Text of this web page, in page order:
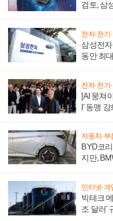
검토, 삼
전자·전기
삼성전
동안 최
전자·전기
[AI 뭉쳐
I' 동맹
자동차·부
BYD코
지만,
인터넷·게
빅테크
조 달러'